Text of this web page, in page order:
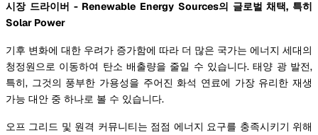
시장 드라이버 - Renewable Energy Sources의 글로벌 채택, 특히
Solar Power
기후 변화에 대한 우려가 증가함에 따라 더 많은 국가는 에너지 세대의
청정원으로 이동하여 탄소 배출량을 줄일 수 있습니다. 태양 광 발전,
특히, 그것의 풍부한 가용성을 주어진 화석 연료에 가장 유리한 재생
가능 대안 중 하나로 볼 수 있습니다.
오프 그리드 및 원격 커뮤니티는 점점 에너지 요구를 충족시키기 위해